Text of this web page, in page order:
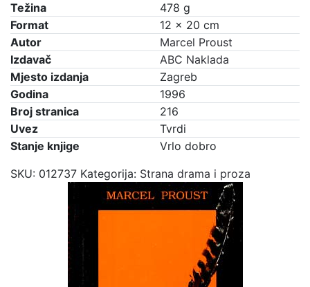
Težina
478 g
Format
12 × 20 cm
Autor
Marcel Proust
Izdavač
ABC Naklada
Mjesto izdanja
Zagreb
Godina
1996
Broj stranica
216
Uvez
Tvrdi
Stanje knjige
Vrlo dobro
SKU: 012737 Kategorija: Strana drama i proza